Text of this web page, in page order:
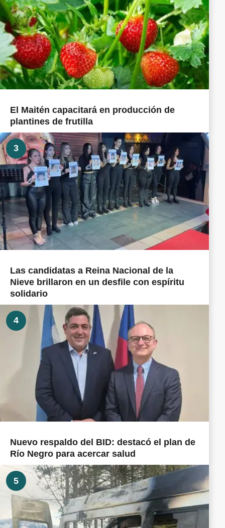
El Maitén capacitará en producción de
plantines de frutilla
3
Las candidatas a Reina Nacional de la
Nieve brillaron en un desfile con espíritu
solidario
4
Nuevo respaldo del BID: destacó el plan de
Río Negro para acercar salud
5